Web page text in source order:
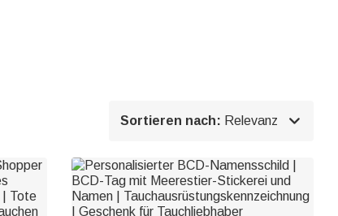
Sortieren nach: Relevanz 